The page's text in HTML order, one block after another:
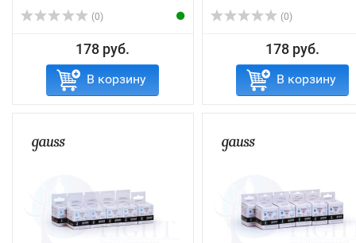
(0)
178 руб.
В корзину
(0)
178 руб.
В корзину